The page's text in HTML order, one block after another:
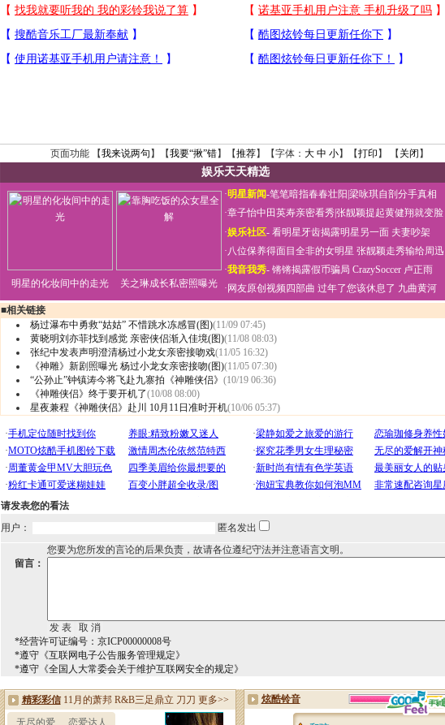
页面功能 【我来说两句 】【我要“揪”错】【推荐】【字体： 大 中 小】【打印 】 【 关闭 】
娱乐天天精选
明星的化妆间中的走光 关之琳成长私密照曝光
·明星新闻-笔笔暗指春春壮阳 梁咏琪自剖分手真相
·章子怡中田英寿亲密看秀张靓颖提起黄健翔就变脸
·娱乐社区- 看明星牙齿揭露明星另一面 夫妻吵架
·八位保养得面目全非的女明星 张靓颖走秀输给周迅
·我音我秀- 锵锵揭露假币骗局 CrazySoccer 卢正雨
· 网友原创视频四部曲 过年了您该休息了 九曲黄河
■相关链接
杨过瀑布中勇救“姑姑” 不惜跳水冻感冒(图)(11/09 07:45)
黄晓明刘亦菲找到感觉 亲密侠侣渐入佳境(图)(11/08 08:03)
张纪中发表声明澄清杨过小龙女亲密接吻戏(11/05 16:32)
《神雕》新剧照曝光 杨过小龙女亲密接吻(图)(11/05 07:30)
“公孙止”钟镇涛今将飞赴九寨拍《神雕侠侣》 (10/19 06:36)
《神雕侠侣》终于要开机了(10/08 08:00)
星夜兼程《神雕侠侣》赴川 10月11日准时开机(10/06 05:37)
请发表您的看法
用户：
匿名发出
您要为您所发的言论的后果负责，故请各位遵纪守法并注意语言文明。
留言：
*经营许可证编号：京ICP00000008号
*遵守《互联网电子公告服务管理规定》
*遵守《全国人大常委会关于维护互联网安全的规定》